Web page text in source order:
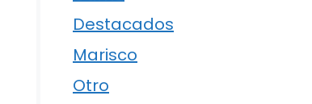
Destacados
Marisco
Otro